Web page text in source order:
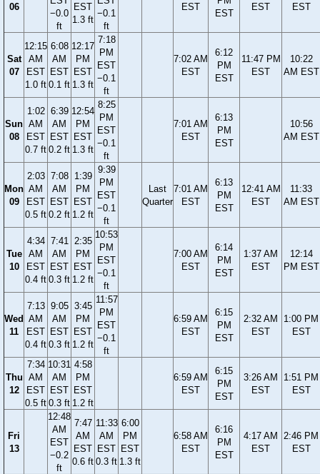
06
−0.0
ft
EST
1.3 ft
−0.1
ft
EST
EST
EST EST
Sat
07
12:15
AM
EST
1.0 ft
6:08
AM
EST
0.1 ft
12:17
PM
EST
1.3 ft
7:18
PM
EST
−0.1
ft
7:02 AM
EST
6:12
PM
EST
11:47 PM
EST
10:22
AM EST
Sun
08
1:02
AM
EST
0.7 ft
6:39
AM
EST
0.2 ft
12:54
PM
EST
1.3 ft
8:25
PM
EST
−0.1
ft
7:01 AM
EST
6:13
PM
EST
10:56
AM EST
Mon
09
2:03
AM
EST
0.5 ft
7:08
AM
EST
0.2 ft
1:39
PM
EST
1.2 ft
9:39
PM
EST
−0.1
ft
Last
Quarter
7:01 AM
EST
6:13
PM
EST
12:41 AM
EST
11:33
AM EST
Tue
10
4:34
AM
EST
0.4 ft
7:41
AM
EST
0.3 ft
2:35
PM
EST
1.2 ft
10:53
PM
EST
−0.1
ft
7:00 AM
EST
6:14
PM
EST
1:37 AM
EST
12:14
PM EST
Wed
11
7:13
AM
EST
0.4 ft
9:05
AM
EST
0.3 ft
3:45
PM
EST
1.2 ft
11:57
PM
EST
−0.1
ft
6:59 AM
EST
6:15
PM
EST
2:32 AM
EST
1:00 PM
EST
Thu
12
7:34
AM
EST
0.5 ft
10:31
AM
EST
0.3 ft
4:58
PM
EST
1.2 ft
6:59 AM
EST
6:15
PM
EST
3:26 AM
EST
1:51 PM
EST
Fri
13
12:48
AM
EST
−0.2
ft
7:47
AM
EST
0.6 ft
11:33
AM
EST
0.3 ft
6:00
PM
EST
1.3 ft
6:58 AM
EST
6:16
PM
EST
4:17 AM
EST
2:46 PM
EST